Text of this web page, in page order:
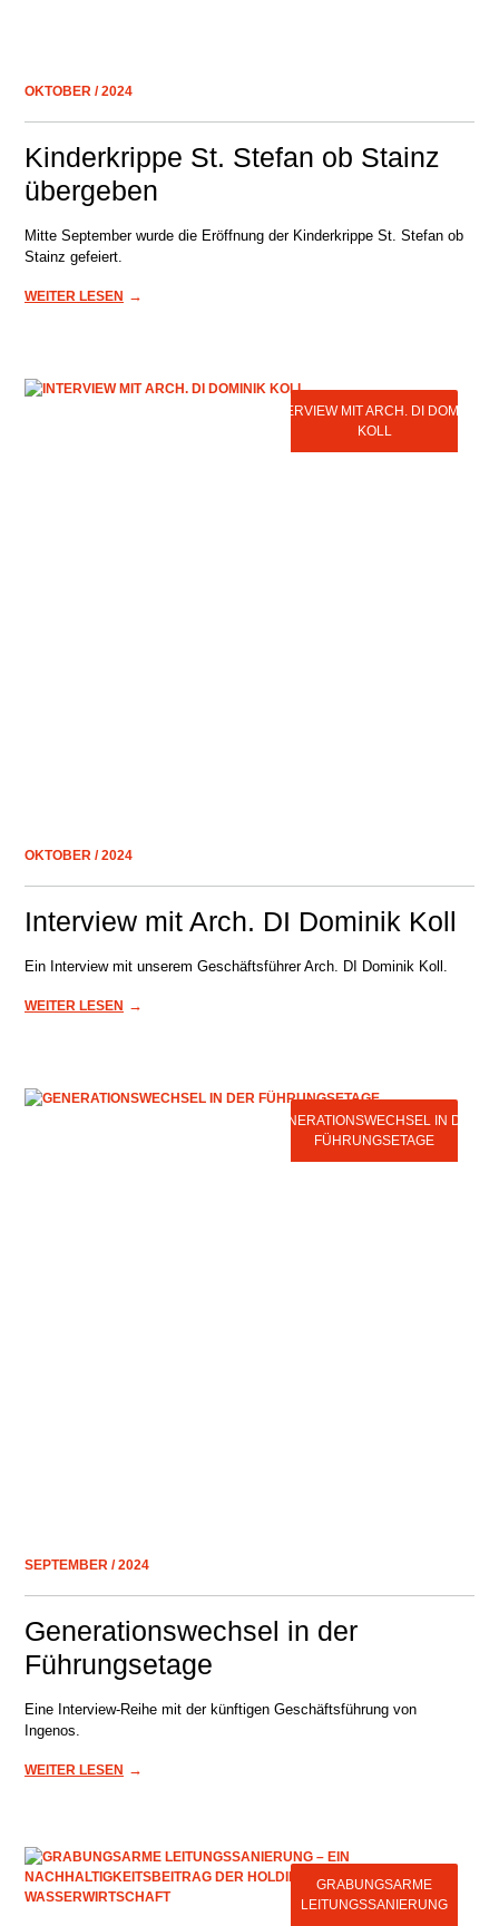
OKTOBER / 2024
Kinderkrippe St. Stefan ob Stainz
übergeben
Mitte September wurde die Eröffnung der Kinderkrippe St. Stefan ob
Stainz gefeiert.
WEITER LESEN →
INTERVIEW MIT ARCH. DI DOMINIK
KOLL
OKTOBER / 2024
Interview mit Arch. DI Dominik Koll
Ein Interview mit unserem Geschäftsführer Arch. DI Dominik Koll.
WEITER LESEN →
GENERATIONSWECHSEL IN DER
FÜHRUNGSETAGE
SEPTEMBER / 2024
Generationswechsel in der
Führungsetage
Eine Interview-Reihe mit der künftigen Geschäftsführung von
Ingenos.
WEITER LESEN →
GRABUNGSARME
LEITUNGSSANIERUNG